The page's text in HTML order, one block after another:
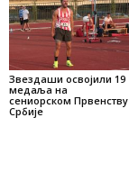
Звездаши освојили 19
медаља на
сениорском Првенству
Србије